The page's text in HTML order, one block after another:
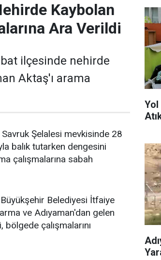
Kaybolan
Ara Verildi
ilçesinde nehirde
Aktaş'ı arama
Şelalesi mevkisinde 28
balık tutarken dengesini
çalışmalarına sabah
Belediyesi İtfaiye
ve Adıyaman'dan gelen
çalışmalarını
Yol